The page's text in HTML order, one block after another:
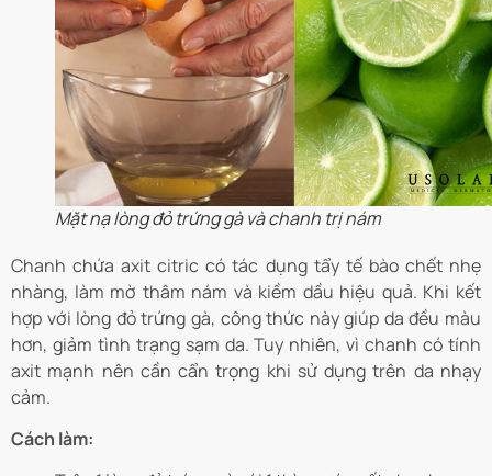
Mặt nạ lòng đỏ trứng gà và chanh trị nám
Chanh chứa axit citric có tác dụng tẩy tế bào chết nhẹ
nhàng, làm mờ thâm nám và kiềm dầu hiệu quả. Khi kết
hợp với lòng đỏ trứng gà, công thức này giúp da đều màu
hơn, giảm tình trạng sạm da. Tuy nhiên, vì chanh có tính
axit mạnh nên cần cẩn trọng khi sử dụng trên da nhạy
cảm.
Cách làm: